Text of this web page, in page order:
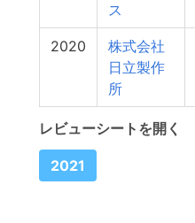
ス
2020
株式会社
日立製作
所
レビューシートを開く
2021